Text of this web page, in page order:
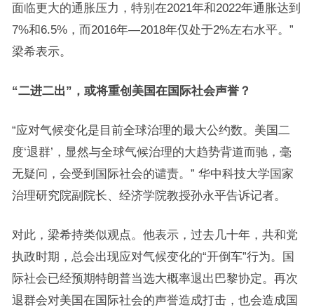
面临更大的通胀压力，特别在2021年和2022年通胀达到
7%和6.5%，而2016年—2018年仅处于2%左右水平。”
梁希表示。
“二进二出”，或将重创美国在国际社会声誉？
“应对气候变化是目前全球治理的最大公约数。美国二
度‘退群’，显然与全球气候治理的大趋势背道而驰，毫
无疑问，会受到国际社会的谴责。” 华中科技大学国家
治理研究院副院长、经济学院教授孙永平告诉记者。
对此，梁希持类似观点。他表示，过去几十年，共和党
执政时期，总会出现应对气候变化的“开倒车”行为。国
际社会已经预期特朗普当选大概率退出巴黎协定。再次
退群会对美国在国际社会的声誉造成打击，也会造成国